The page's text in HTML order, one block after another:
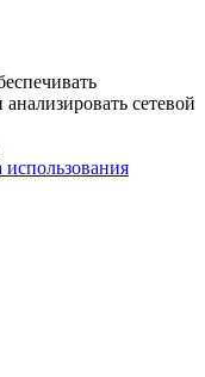
сетевой